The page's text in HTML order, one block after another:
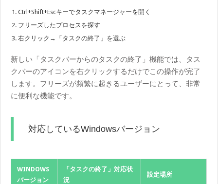
Ctrl+Shift+Escキーでタスクマネージャーを開く
フリーズしたプロセスを探す
右クリック→「タスクの終了」を選ぶ
新しい「タスクバーからのタスクの終了」機能では、タス
クバーのアイコンを右クリックするだけでこの操作が完了
します。フリーズが頻繁に起きるユーザーにとって、非常
に便利な機能です。
対応しているWindowsバージョン
WINDOWS
バージョン
「タスクの終了」対応状
況
設定場所